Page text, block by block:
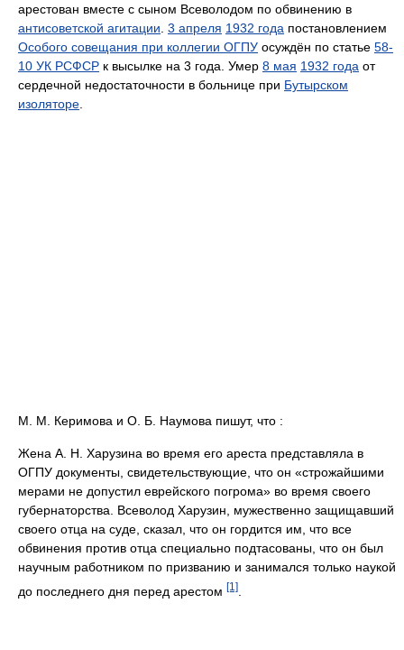
арестован вместе с сыном Всеволодом по обвинению в
антисоветской агитации 3 апреля 1932 года постановлением
Особого совещания при коллегии ОГПУ осуждён по статье 58-
10 УК РСФСР к высылке на 3 года. Умер 8 мая 1932 года от
сердечной недостаточности в больнице при Бутырском
изоляторе
М. М. Керимова и О. Б. Наумова пишут, что :
Жена А. Н. Харузина во время его ареста представляла в
ОГПУ документы, свидетельствующие, что он «строжайшими
мерами не допустил еврейского погрома» во время своего
губернаторства. Всеволод Харузин, мужественно защищавший
своего отца на суде, сказал, что он гордится им, что все
обвинения против отца специально подтасованы, что он был
научным работником по призванию и занимался только наукой
до последнего дня перед арестом [1]